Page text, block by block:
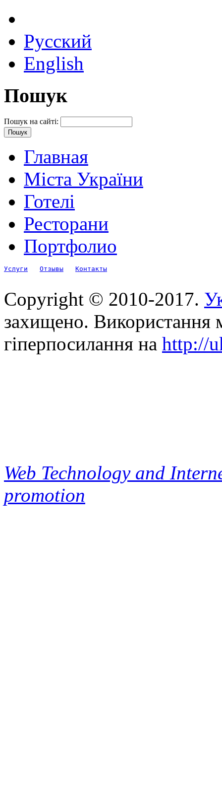
Русский
English
Пошук
Пошук на сайті:
Главная
Міста України
Готелі
Ресторани
Портфолио
Услуги Отзывы Контакты
Copyright © 2010-2017.
захищено. Використання
гіперпосилання на http://
Web Technology and
promotion